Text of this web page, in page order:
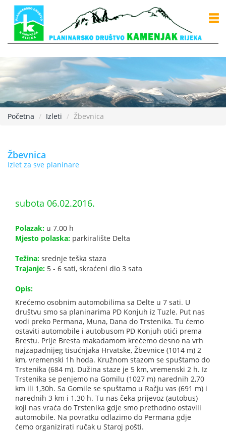
Početna Izleti Žbevnica
Žbevnica
Izlet za sve planinare
subota 06.02.2016.
Polazak: u 7.00 h
Mjesto polaska: parkiralište Delta
Težina: srednje teška staza
Trajanje: 5 - 6 sati, skraćeni dio 3 sata
Opis:
Krećemo osobnim automobilima sa Delte u 7 sati. U
društvu smo sa planinarima PD Konjuh iz Tuzle. Put nas
vodi preko Permana, Muna, Dana do Trstenika. Tu ćemo
ostaviti automobile i autobusom PD Konjuh otići prema
Brestu. Prije Bresta makadamom krećemo desno na vrh
najzapadnijeg tisućnjaka Hrvatske, Žbevnice (1014 m) 2
km, vremenski 1h hoda. Kružnom stazom se spuštamo do
Trstenika (684 m). Dužina staze je 5 km, vremenski 2 h. Iz
Trstenika se penjemo na Gomilu (1027 m) narednih 2,70
km ili 1,30h. Sa Gomile se spuštamo u Račju vas (691 m) i
narednih 3 km i 1.30 h. Tu nas čeka prijevoz (autobus)
koji nas vraća do Trstenika gdje smo prethodno ostavili
automobile. Na povratku odlazimo do Permana gdje
ćemo organizirati ručak u Staroj pošti.